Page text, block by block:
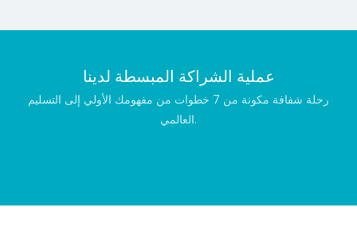
عملية الشراكة المبسطة لدينا
رحلة شفافة مكونة من 7 خطوات من مفهومك الأولي إلى التسليم
العالمي.